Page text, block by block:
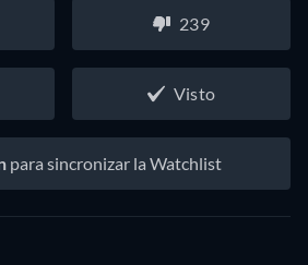
239
Visto
para sincronizar la Watchlist